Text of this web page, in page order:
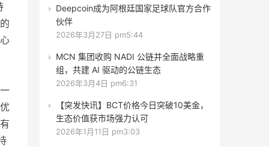
Deepcoin成为阿根廷国家足球队官方合作
伙伴
2026年3月27日 pm5:44
MCN 集团收购 NADI 公链并全面战略重
组，共建 AI 驱动的公链生态
2026年3月4日 pm6:31
【突发快讯】BCT价格今日突破10美金，
生态价值获市场强力认可
2026年1月11日 pm3:03